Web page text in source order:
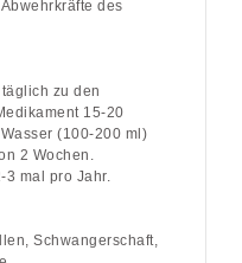
des
zu den
15-20
(100-200 ml)
2 Wochen.
3 mal pro Jahr.
Schwangerschaft,